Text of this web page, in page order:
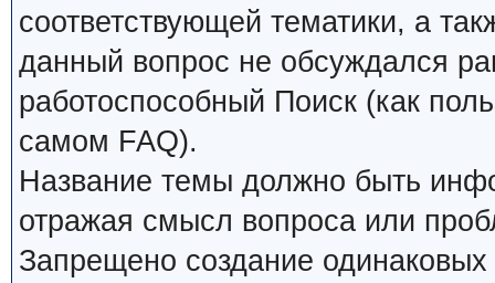
соответствующей тематики, а
данный вопрос не обсуждался
работоспособный Поиск (как
самом FAQ).
Название темы должно быть
отражая смысл вопроса или
Запрещено создание